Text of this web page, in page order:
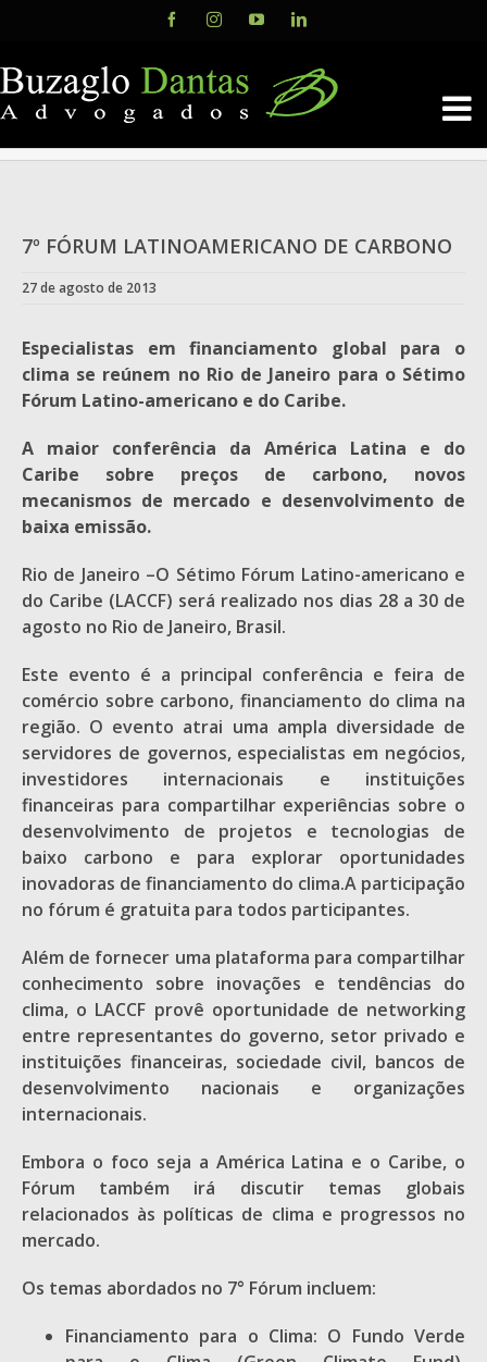
content
FacebookInstagramYouTubeLinkedIn
7º FÓRUM LATINOAMERICANO DE CARBONO
27 de agosto de 2013
Especialistas em financiamento global para o
clima se reúnem no Rio de Janeiro para o Sétimo
Fórum Latino-americano e do Caribe.
A maior conferência da América Latina e do
Caribe sobre preços de carbono, novos
mecanismos de mercado e desenvolvimento de
baixa emissão.
Rio de Janeiro –O Sétimo Fórum Latino-americano e
do Caribe (LACCF) será realizado nos dias 28 a 30 de
agosto no Rio de Janeiro, Brasil.
Este evento é a principal conferência e feira de
comércio sobre carbono, financiamento do clima na
região. O evento atrai uma ampla diversidade de
servidores de governos, especialistas em negócios,
investidores internacionais e instituições
financeiras para compartilhar experiências sobre o
desenvolvimento de projetos e tecnologias de
baixo carbono e para explorar oportunidades
inovadoras de financiamento do clima.A participação
no fórum é gratuita para todos participantes.
Além de fornecer uma plataforma para compartilhar
conhecimento sobre inovações e tendências do
clima, o LACCF provê oportunidade de networking
entre representantes do governo, setor privado e
instituições financeiras, sociedade civil, bancos de
desenvolvimento nacionais e organizações
internacionais.
Embora o foco seja a América Latina e o Caribe, o
Fórum também irá discutir temas globais
relacionados às políticas de clima e progressos no
mercado.
Os temas abordados no 7° Fórum incluem:
Financiamento para o Clima: O Fundo Verde